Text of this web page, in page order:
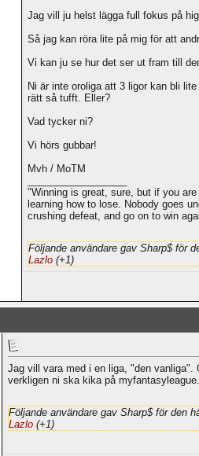
Jag vill ju helst lägga full fokus på
Så jag kan röra lite på mig för att
Vi kan ju se hur det ser ut fram till
Ni är inte oroliga att 3 ligor kan bli
rätt så tufft. Eller?
Vad tycker ni?
Vi hörs gubbar!
Mvh / MoTM
"Winning is great, sure, but if you
learning how to lose. Nobody goes
crushing defeat, and go on to win
Följande användare gav Sharp$ för
Lazlo (+1)
Jag vill vara med i en liga, "den
verkligen ni ska kika på
Följande användare gav Sharp$ för den
Lazlo (+1)